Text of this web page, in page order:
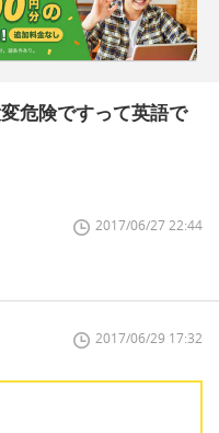
危険ですって英語で
2017/06/27 22:44
2017/06/29 17:32